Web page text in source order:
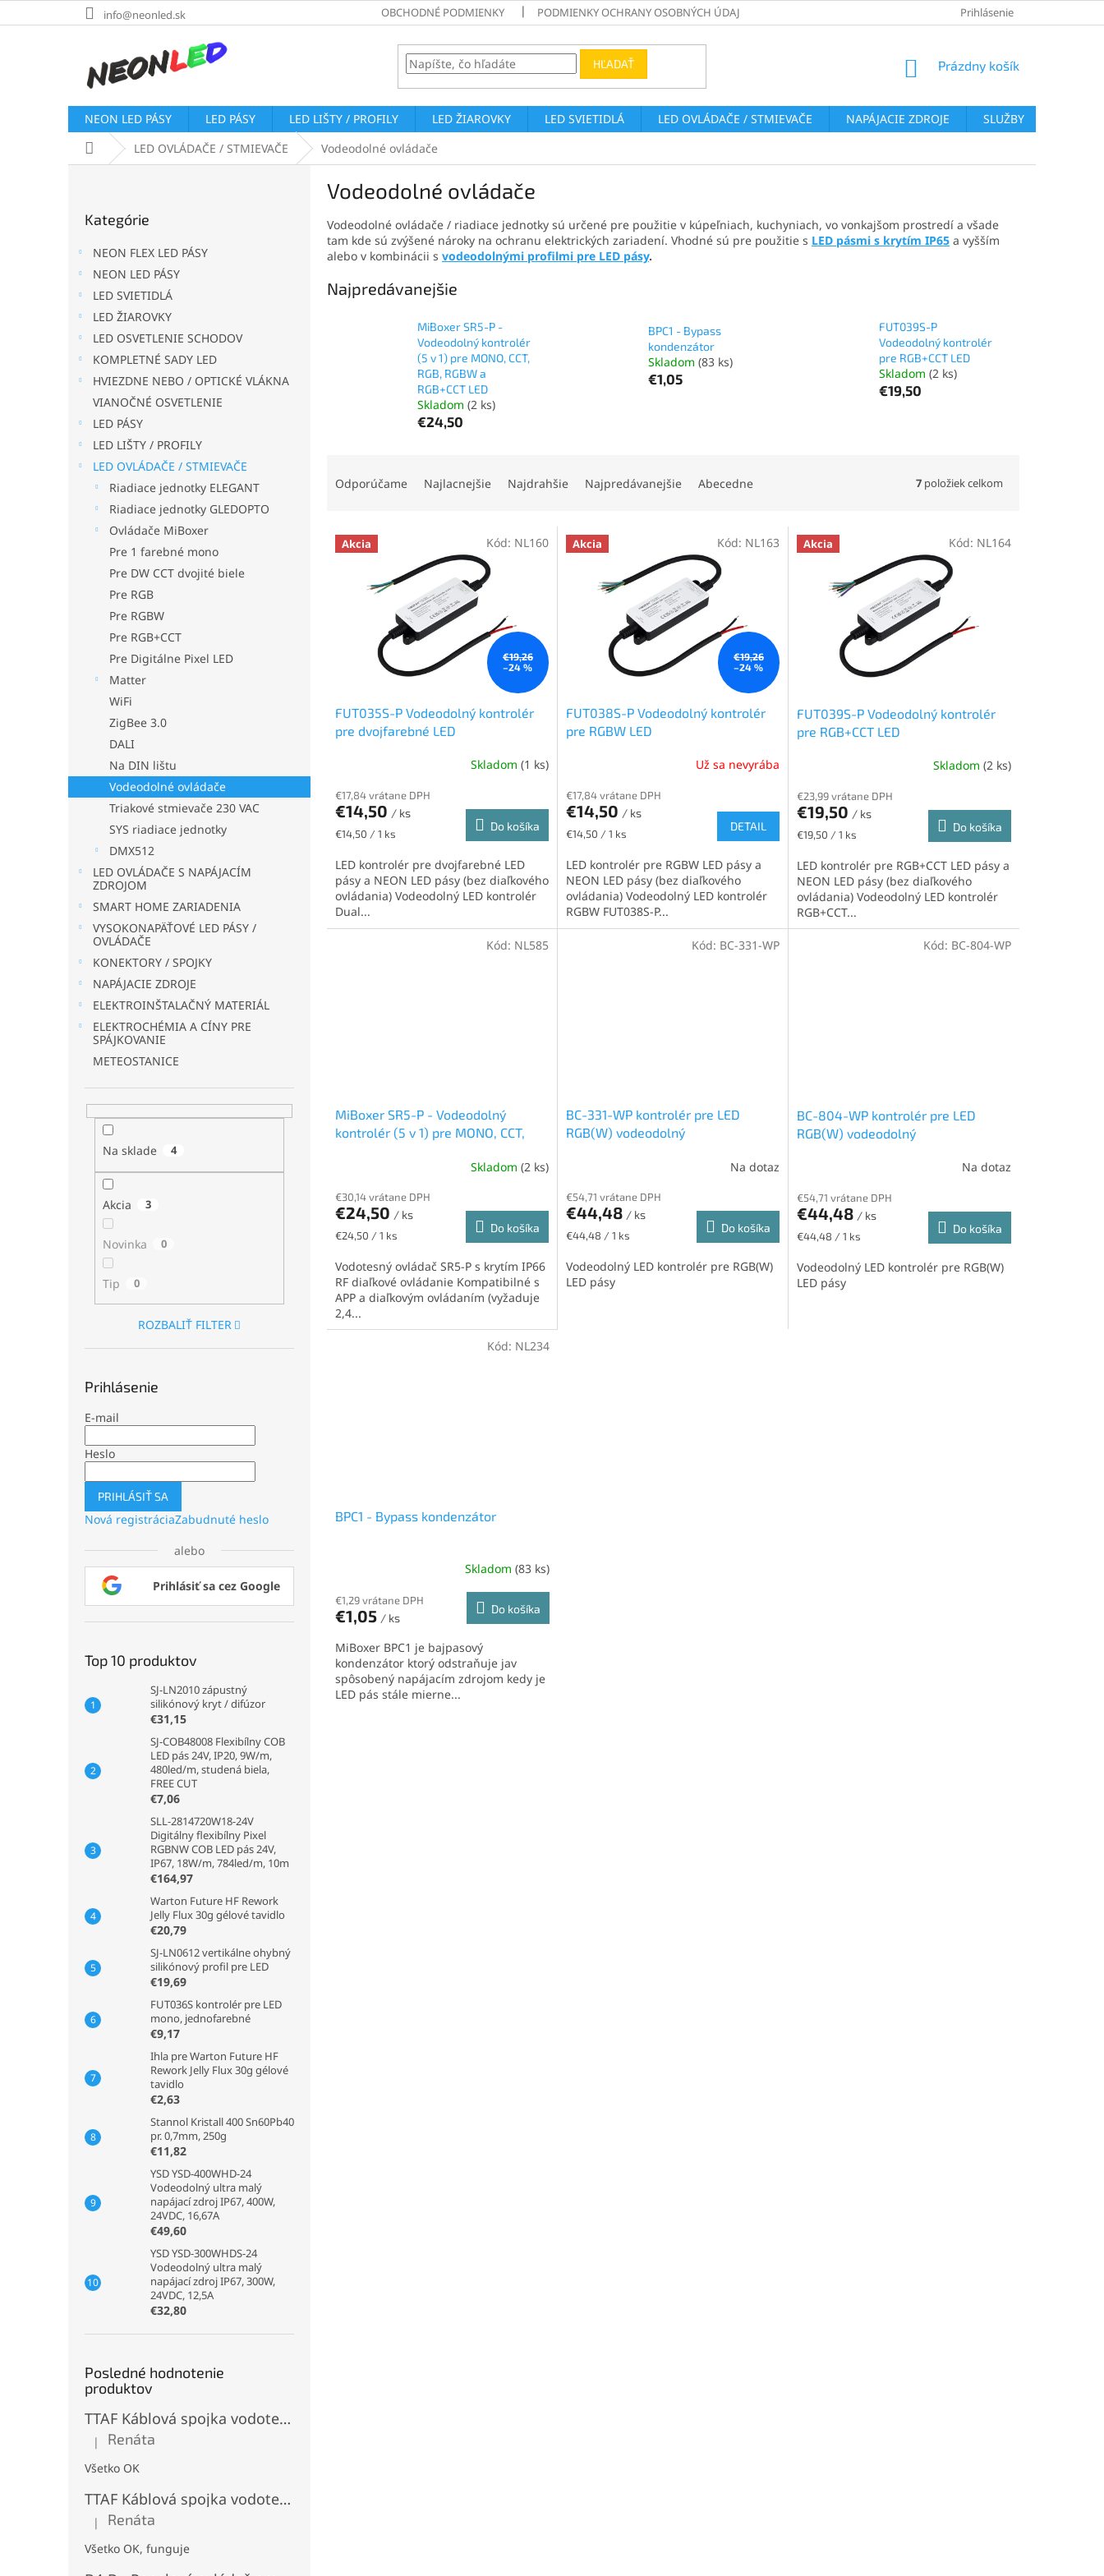
na
info@neonled.sk OBCHODNÉ PODMIENKY PODMIENKY OCHRANY OSOBNÝCH ÚDAJOV VRÁTENIE TOVARU
Prihlásenie
HĽADAŤ
NÁKUPNÝ
Prázdny košík
NEON LED PÁSY LED PÁSY LED LIŠTY / PROFILY LED ŽIAROVKY LED SVIETIDLÁ LED OVLÁDAČE / STMIEVAČE NAPÁJACIE ZDROJE SLUŽBY
DomovLED OVLÁDAČE / STMIEVAČE Vodeodolné ovládače
kategórie
Kategórie
NEON FLEX LED PÁSY
NEON LED PÁSY
LED SVIETIDLÁ
LED ŽIAROVKY
LED OSVETLENIE SCHODOV
KOMPLETNÉ SADY LED
HVIEZDNE NEBO / OPTICKÉ VLÁKNA
VIANOČNÉ OSVETLENIE
LED PÁSY
LED LIŠTY / PROFILY
LED OVLÁDAČE / STMIEVAČE
Riadiace jednotky ELEGANT
Riadiace jednotky GLEDOPTO
Ovládače MiBoxer
Pre 1 farebné mono
Pre DW CCT dvojité biele
Pre RGB
Pre RGBW
Pre RGB+CCT
Pre Digitálne Pixel LED
Matter
WiFi
ZigBee 3.0
DALI
Na DIN lištu
Vodeodolné ovládače
Triakové stmievače 230 VAC
SYS riadiace jednotky
DMX512
LED OVLÁDAČE S NAPÁJACÍM
ZDROJOM
SMART HOME ZARIADENIA
VYSOKONAPÄŤOVÉ LED PÁSY /
OVLÁDAČE
KONEKTORY / SPOJKY
NAPÁJACIE ZDROJE
ELEKTROINŠTALAČNÝ MATERIÁL
ELEKTROCHÉMIA A CÍNY PRE
SPÁJKOVANIE
METEOSTANICE
Na sklade 4
Akcia 3
Novinka 0
Tip 0
ROZBALIŤ FILTER
Prihlásenie
E-mail
Heslo
PRIHLÁSIŤ SA
Nová registráciaZabudnuté heslo
alebo
Prihlásiť sa cez Google
Top 10 produktov
SJ-LN2010 zápustný
silikónový kryt / difúzor
€31,15
SJ-COB48008 Flexibílny COB
LED pás 24V, IP20, 9W/m,
480led/m, studená biela,
FREE CUT
€7,06
SLL-2814720W18-24V
Digitálny flexibílny Pixel
RGBNW COB LED pás 24V,
IP67, 18W/m, 784led/m, 10m
€164,97
Warton Future HF Rework
Jelly Flux 30g gélové tavidlo
€20,79
SJ-LN0612 vertikálne ohybný
silikónový profil pre LED
€19,69
FUT036S kontrolér pre LED
mono, jednofarebné
€9,17
Ihla pre Warton Future HF
Rework Jelly Flux 30g gélové
tavidlo
€2,63
Stannol Kristall 400 Sn60Pb40
pr. 0,7mm, 250g
€11,82
YSD YSD-400WHD-24
Vodeodolný ultra malý
napájací zdroj IP67, 400W,
24VDC, 16,67A
€49,60
YSD YSD-300WHDS-24
Vodeodolný ultra malý
napájací zdroj IP67, 300W,
24VDC, 12,5A
€32,80
Posledné hodnotenie
produktov
TTAF Káblová spojka vodotesná IP68, Typu "T" , 3 pinová, 20A, 2,5mm², M20
Hodnotenie produktu je 5 z 5 hviezdičiek.
| Renáta
Všetko OK
TTAF Káblová spojka vodotesná IP68, "I" Priama, 3 pinová, 20A, 2,5mm², M20
Hodnotenie produktu je 5 z 5 hviezdičiek.
| Renáta
Všetko OK, funguje
Vodeodolné ovládače
Vodeodolné ovládače / riadiace jednotky sú určené pre použitie v kúpeľniach, kuchyniach, vo vonkajšom prostredí a všade
tam kde sú zvýšené nároky na ochranu elektrických zariadení. Vhodné sú pre použitie s LED pásmi s krytím IP65 a vyšším
alebo v kombinácii s vodeodolnými profilmi pre LED pásy.
Najpredávanejšie
MiBoxer SR5-P -
Vodeodolný kontrolér
(5 v 1) pre MONO, CCT,
RGB, RGBW a
RGB+CCT LED
Skladom (2 ks)
€24,50
BPC1 - Bypass
kondenzátor
Skladom (83 ks)
€1,05
FUT039S-P
Vodeodolný kontrolér
pre RGB+CCT LED
Skladom (2 ks)
€19,50
n
Odporúčame Najlacnejšie Najdrahšie Najpredávanejšie Abecedne 7 položiek celkom
V Akcia
€19,26
–24 %
FUT035S-P Vodeodolný kontrolér
pre dvojfarebné LED
Skladom (1 ks)
€17,84 vrátane DPH
€14,50 / ks
Jednotková
€14,50 / 1 ks
Do košíka
LED kontrolér pre dvojfarebné LED
pásy a NEON LED pásy (bez diaľkového
ovládania) Vodeodolný LED kontrolér
Dual...
Kód: NL160 Akcia
€19,26
–24 %
FUT038S-P Vodeodolný kontrolér
pre RGBW LED
Už sa nevyrába
€17,84 vrátane DPH
€14,50 / ks
Jednotková
€14,50 / 1 ks
DETAIL
LED kontrolér pre RGBW LED pásy a
NEON LED pásy (bez diaľkového
ovládania) Vodeodolný LED kontrolér
RGBW FUT038S-P...
Kód: NL163 Akcia
FUT039S-P Vodeodolný kontrolér
pre RGB+CCT LED
Skladom (2 ks)
€23,99 vrátane DPH
€19,50 / ks
Jednotková
€19,50 / 1 ks
Do košíka
LED kontrolér pre RGB+CCT LED pásy a
NEON LED pásy (bez diaľkového
ovládania) Vodeodolný LED kontrolér
RGB+CCT...
Kód: NL164
MiBoxer SR5-P - Vodeodolný
kontrolér (5 v 1) pre MONO, CCT,
Skladom (2 ks)
€30,14 vrátane DPH
€24,50 / ks
Jednotková
€24,50 / 1 ks
Do košíka
Vodotesný ovládač SR5-P s krytím IP66
RF diaľkové ovládanie Kompatibilné s
APP a diaľkovým ovládaním (vyžaduje
2,4...
Kód: NL585
BC-331-WP kontrolér pre LED
RGB(W) vodeodolný
Na dotaz
€54,71 vrátane DPH
€44,48 / ks
Jednotková
€44,48 / 1 ks
Do košíka
Vodeodolný LED kontrolér pre RGB(W)
LED pásy
Kód: BC-331-WP
BC-804-WP kontrolér pre LED
RGB(W) vodeodolný
Na dotaz
€54,71 vrátane DPH
€44,48 / ks
Jednotková
€44,48 / 1 ks
Do košíka
Vodeodolný LED kontrolér pre RGB(W)
LED pásy
Kód: BC-804-WP
BPC1 - Bypass kondenzátor
produktu
je
z
5
hviezdičiek.
Skladom (83 ks)
€1,29 vrátane DPH
€1,05 / ks
Do košíka
MiBoxer BPC1 je bajpasový
kondenzátor ktorý odstraňuje jav
spôsobený napájacím zdrojom kedy je
LED pás stále mierne...
Kód: NL234